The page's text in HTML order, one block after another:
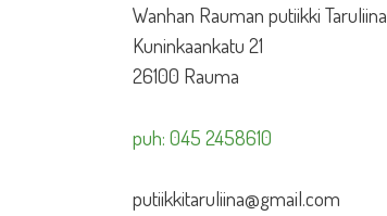
Wanhan Rauman putiikki Taruliina
Kuninkaankatu 21
26100 Rauma
puh: 045 2458610
putiikkitaruliina@gmail.com